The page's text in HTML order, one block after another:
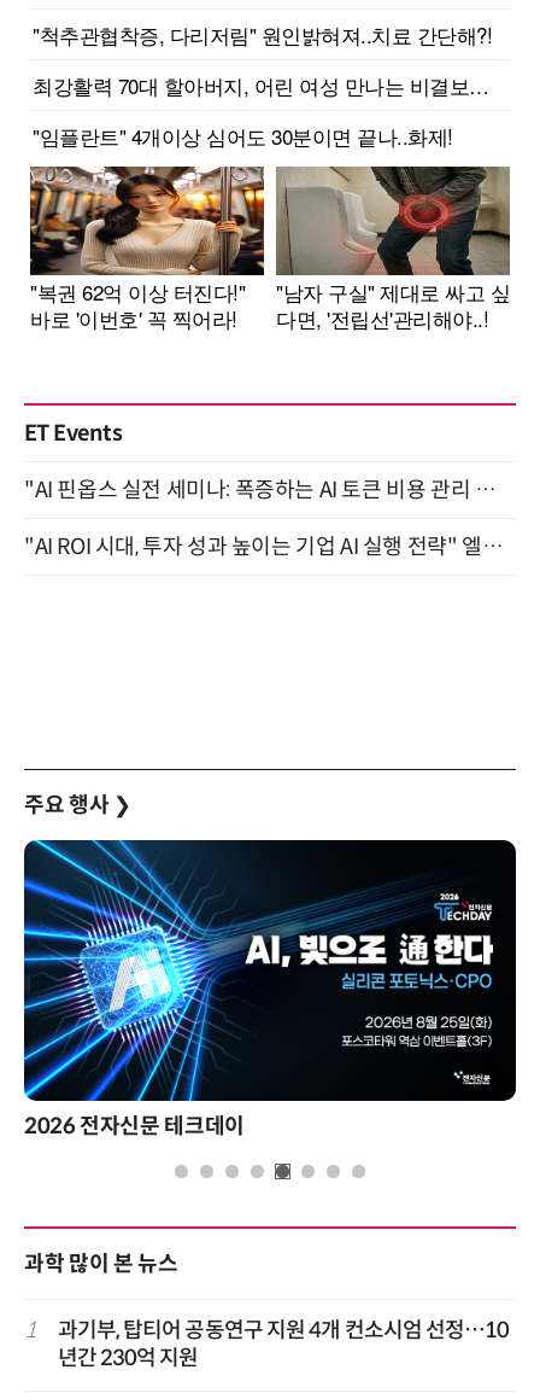
ET Events
"AI 핀옵스 실전 세미나: 폭증하는 AI 토큰 비용 관리 전략" 8월 21일 개최
"AI ROI 시대, 투자 성과 높이는 기업 AI 실행 전략" 엘타워 6층 (9월 18일)
주요 행사 ❯
2026 전자신문 테크데이
과학 많이 본 뉴스
1
과기부, 탑티어 공동연구 지원 4개 컨소시엄 선정…10
년간 230억 지원